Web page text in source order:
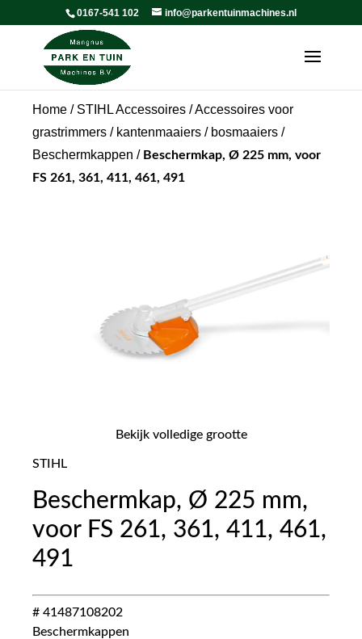
0167-541 102 info@parkentuinmachines.nl
Home / STIHL Accessoires /Accessoires voor
grastrimmers / kantenmaaiers / bosmaaiers /
Beschermkappen / Beschermkap, Ø 225 mm, voor
FS 261, 361, 411, 461, 491
Bekijk volledige grootte
STIHL
Beschermkap, Ø 225 mm,
voor FS 261, 361, 411, 461,
491
# 41487108202
Beschermkappen